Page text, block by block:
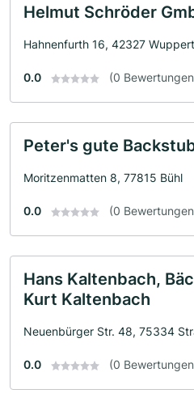
Helmut Schröder
Hahnenfurth 16, 42327
0.0 (0
Peter's gute
Moritzenmatten 8, 77815 Bühl
0.0 (0
Hans Kaltenbach,
Kurt Kaltenbach
Neuenbürger Str. 48, 75334
0.0 (0